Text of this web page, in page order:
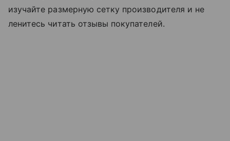
изучайте размерную сетку производителя и не
ленитесь читать отзывы покупателей.